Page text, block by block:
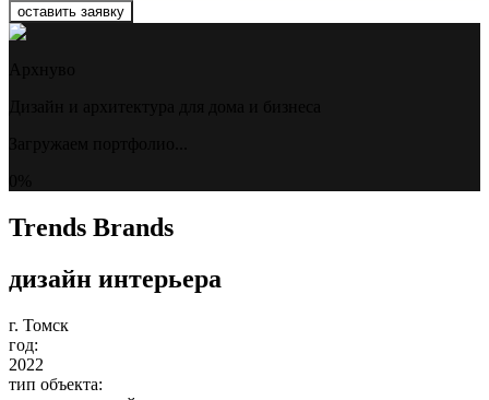
оставить заявку
Trends Brands
дизайн интерьера
г. Томск
год:
2022
тип объекта: